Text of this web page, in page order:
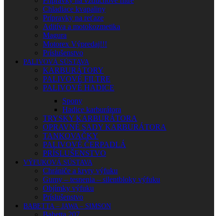
Chladiace kvapaliny
Prípravky na reťaze
Aditíva a motokozmetika
Magura
Motorex Výpredaj!!!
Príslušenstvo
PALIVOVÁ SÚSTAVA
KARBURÁTORY
PALIVOVÉ FILTRE
PALIVOVÉ HADICE
Spony
Hadice karburátora
TRYSKY KARBURÁTORA
OPRAVNÉ SADY KARBURÁTORA
TANKOVAČKY
PALIVOVÉ ČERPADLÁ
PRÍSLUŠENSTVO
VÝFUKOVÁ SÚSTAVA
Chrániče a kryty výfuku
Gumy – tesnenia – silentbloky výfuku
Objímky výfuku
Príslušenstvo
BABETTA – JAWA – SIMSON